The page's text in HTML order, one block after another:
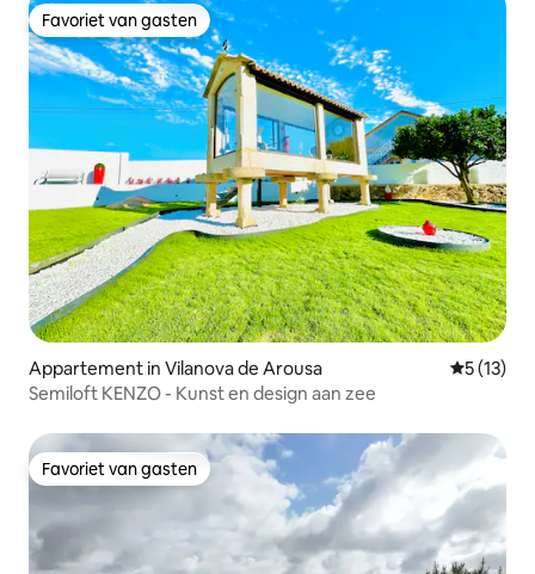
Favoriet van gasten
Favoriet van gasten
Appartement in Vilanova de Arousa
5 (13)
Semiloft KENZO - Kunst en design aan zee
Favoriet van gasten
Favoriet van gasten